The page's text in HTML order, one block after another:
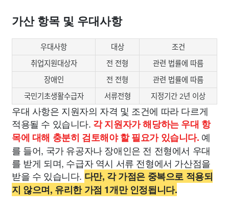
가산 항목 및 우대사항
우대사항 대상
조건
취업지원대상자
전 전형
관련 법률에 따름
장애인
전 전형
관련 법률에 따름
국민기초생활수급자
서류전형 지정기간 2년 이상
우대 사항은 지원자의 자격 및 조건에 따라 다르게
적용될 수 있습니다. 각 지원자가 해당하는 우대 항
목에 대해 충분히 검토해야 할 필요가 있습니다. 예
를 들어, 국가 유공자나 장애인은 전 전형에서 우대
를 받게 되며, 수급자 역시 서류 전형에서 가산점을
받을 수 있습니다. 다만, 각 가점은 중복으로 적용되
지 않으며, 유리한 가점 1개만 인정됩니다.